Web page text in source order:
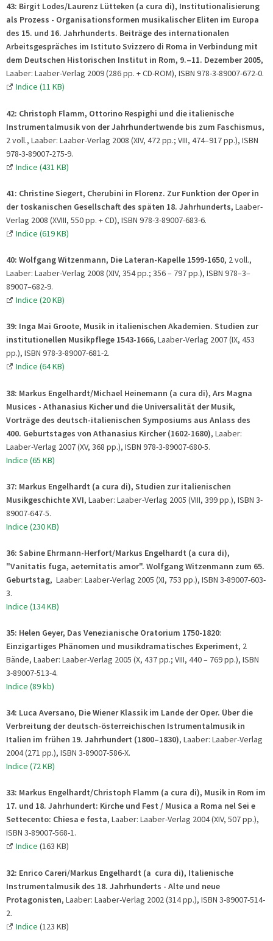
43: Birgit Lodes/Laurenz Lütteken (a cura di), Institutionalisierung
als Prozess - Organisationsformen musikalischer Eliten im Europa
des 15. und 16. Jahrhunderts. Beiträge des internationalen
Arbeitsgespräches im Istituto Svizzero di Roma in Verbindung mit
dem Deutschen Historischen Institut in Rom, 9.–11. Dezember 2005,
Laaber: Laaber-Verlag 2009 (286 pp. + CD-ROM), ISBN 978-3-89007-672-0.
Indice (11 KB)
42: Christoph Flamm, Ottorino Respighi und die italienische
Instrumentalmusik von der Jahrhundertwende bis zum Faschismus,
2 voll., Laaber: Laaber-Verlag 2008 (XIV, 472 pp.; VIII, 474–917 pp.), ISBN
978-3-89007-275-9.
Indice (431 KB)
41: Christine Siegert, Cherubini in Florenz. Zur Funktion der Oper in
der toskanischen Gesellschaft des späten 18. Jahrhunderts, Laaber-
Verlag 2008 (XVIII, 550 pp. + CD), ISBN 978-3-89007-683-6.
Indice (619 KB)
40: Wolfgang Witzenmann, Die Lateran-Kapelle 1599-1650, 2 voll.,
Laaber: Laaber-Verlag 2008 (XIV, 354 pp.; 356 – 797 pp.), ISBN 978–3–
89007–682-9.
Indice (20 KB)
39: Inga Mai Groote, Musik in italienischen Akademien. Studien zur
institutionellen Musikpflege 1543-1666, Laaber-Verlag 2007 (IX, 453
pp.), ISBN 978-3-89007-681-2.
Indice (64 KB)
38: Markus Engelhardt/Michael Heinemann (a cura di), Ars Magna
Musices - Athanasius Kicher und die Universalität der Musik,
Vorträge des deutsch-italienischen Symposiums aus Anlass des
400. Geburtstages von Athanasius Kircher (1602-1680), Laaber:
Laaber-Verlag 2007 (XV, 368 pp.), ISBN 978-3-89007-680-5.
Indice (65 KB)
37: Markus Engelhardt (a cura di), Studien zur italienischen
Musikgeschichte XVI, Laaber: Laaber-Verlag 2005 (VIII, 399 pp.), ISBN 3-
89007-647-5.
Indice (230 KB)
36: Sabine Ehrmann-Herfort/Markus Engelhardt (a cura di),
"Vanitatis fuga, aeternitatis amor". Wolfgang Witzenmann zum 65.
Geburtstag, Laaber: Laaber-Verlag 2005 (XI, 753 pp.), ISBN 3-89007-603-
3.
Indice (134 KB)
35: Helen Geyer, Das Venezianische Oratorium 1750-1820:
Einzigartiges Phänomen und musikdramatisches Experiment, 2
Bände, Laaber: Laaber-Verlag 2005 (X, 437 pp.; VIII, 440 – 769 pp.), ISBN
3-89007-513-4.
Indice (89 kb)
34: Luca Aversano, Die Wiener Klassik im Lande der Oper. Über die
Verbreitung der deutsch-österreichischen Istrumentalmusik in
Italien im frühen 19. Jahrhundert (1800–1830), Laaber: Laaber-Verlag
2004 (271 pp.), ISBN 3-89007-586-X.
Indice (72 KB)
33: Markus Engelhardt/Christoph Flamm (a cura di), Musik in Rom im
17. und 18. Jahrhundert: Kirche und Fest / Musica a Roma nel Sei e
Settecento: Chiesa e festa, Laaber: Laaber-Verlag 2004 (XIV, 507 pp.),
ISBN 3-89007-568-1.
Indice (163 KB)
32: Enrico Careri/Markus Engelhardt (a cura di), Italienische
Instrumentalmusik des 18. Jahrhunderts - Alte und neue
Protagonisten, Laaber: Laaber-Verlag 2002 (314 pp.), ISBN 3-89007-514-
2.
Indice (123 KB)